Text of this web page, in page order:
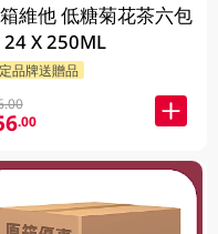
維他 低糖菊花茶六包
24 X 250ML
品牌送贈品
.00